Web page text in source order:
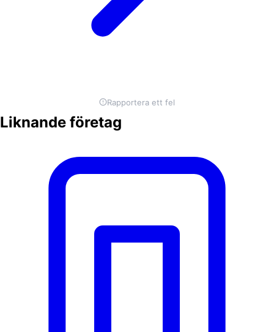
Rapportera ett fel
Liknande företag